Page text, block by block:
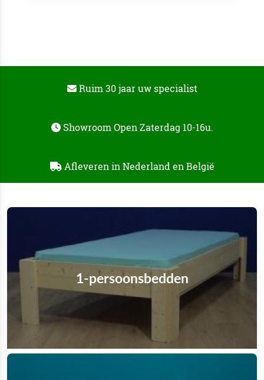
Ruim 30 jaar uw specialist
Showroom Open Zaterdag 10-16u.
Afleveren in Nederland en België
1-persoonsbedden